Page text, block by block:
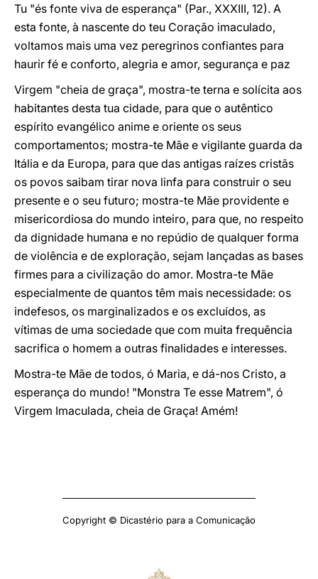
Tu "és fonte viva de esperança" (Par., XXXIII, 12). A
esta fonte, à nascente do teu Coração imaculado,
voltamos mais uma vez peregrinos confiantes para
haurir fé e conforto, alegria e amor, segurança e paz
Virgem "cheia de graça", mostra-te terna e solícita aos
habitantes desta tua cidade, para que o autêntico
espírito evangélico anime e oriente os seus
comportamentos; mostra-te Mãe e vigilante guarda da
Itália e da Europa, para que das antigas raízes cristãs
os povos saibam tirar nova linfa para construir o seu
presente e o seu futuro; mostra-te Mãe providente e
misericordiosa do mundo inteiro, para que, no respeito
da dignidade humana e no repúdio de qualquer forma
de violência e de exploração, sejam lançadas as bases
firmes para a civilização do amor. Mostra-te Mãe
especialmente de quantos têm mais necessidade: os
indefesos, os marginalizados e os excluídos, as
vítimas de uma sociedade que com muita frequência
sacrifica o homem a outras finalidades e interesses.
Mostra-te Mãe de todos, ó Maria, e dá-nos Cristo, a
esperança do mundo! "Monstra Te esse Matrem", ó
Virgem Imaculada, cheia de Graça! Amém!
Copyright © Dicastério para a Comunicação